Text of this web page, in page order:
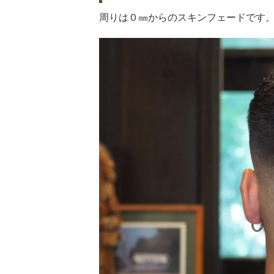
周りは０㎜からのスキンフェードです